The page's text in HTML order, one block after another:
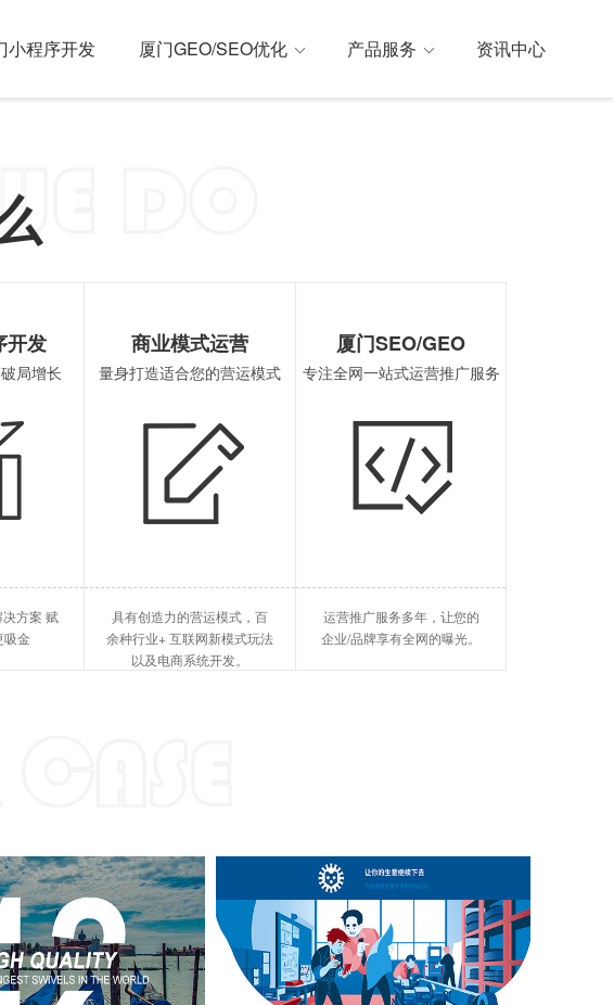
小程序开发 厦门GEO/SEO优化 产品服务 资讯中心
销解决方案
旅游酒店
旅游平台，酒店系统、等等
企业软件
开发
局增长
方案 赋
吸金
厦门百度小程序开发
厦门快手小程序开发
商业模式运营
量身打造适合您的营运模式
具有创造力的营运模式，百
余种行业+ 互联网新模式玩法
以及电商系统开发。
P2C(生活服务)
SaaS(软件服务)
厦门SEO/GEO
专注全网一站式运营推广服务
运营推广服务多年，让您的
企业/品牌享有全网的曝光。